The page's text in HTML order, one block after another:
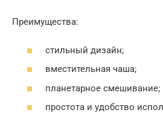
Преимущества:
стильный дизайн;
вместительная чаша;
планетарное смешивание;
простота и удобство